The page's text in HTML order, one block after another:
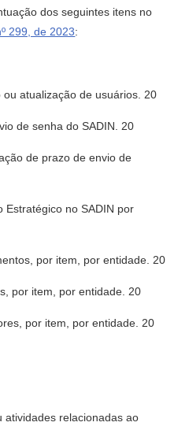
dos seguintes itens no
299, de 2023:
ou atualização de usuários. 20
de senha do SADIN. 20
de prazo de envio de
Estratégico no SADIN por
por item, por entidade. 20
por item, por entidade. 20
por item, por entidade. 20
atividades relacionadas ao